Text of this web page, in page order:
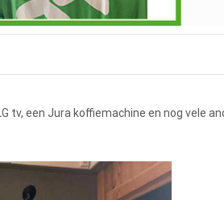
tv, een Jura koffiemachine en nog vele